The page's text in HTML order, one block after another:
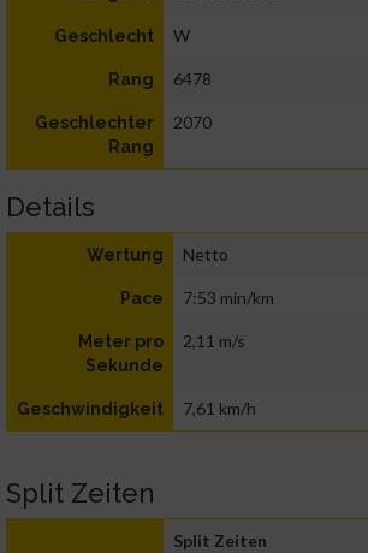
Geschlecht W
Rang 6478
Geschlechter
Rang
2070
Details
Wertung Netto
Pace 7:53 min/km
Meter pro
Sekunde
2,11 m/s
Geschwindigkeit 7,61 km/h
Split Zeiten
Split Zeiten